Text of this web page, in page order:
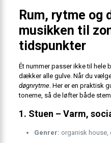
Rum, rytme og
musikken til
tidspunkter
Ét nummer passer ikke til
dækker alle gulve. Når du
døgnrytme. Her er en praktisk
tonerne, så de løfter både
1. Stuen – Varm,
Genrer: organisk